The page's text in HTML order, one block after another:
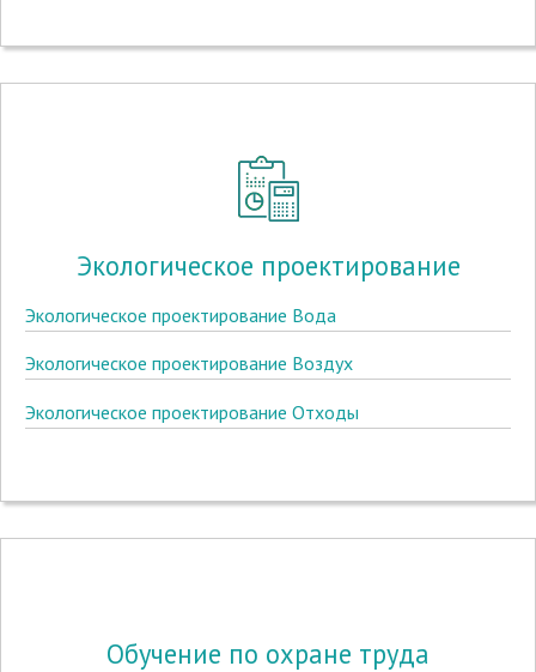
Экологическое проектирование
Экологическое проектирование Вода
Экологическое проектирование Воздух
Экологическое проектирование Отходы
Обучение по охране труда